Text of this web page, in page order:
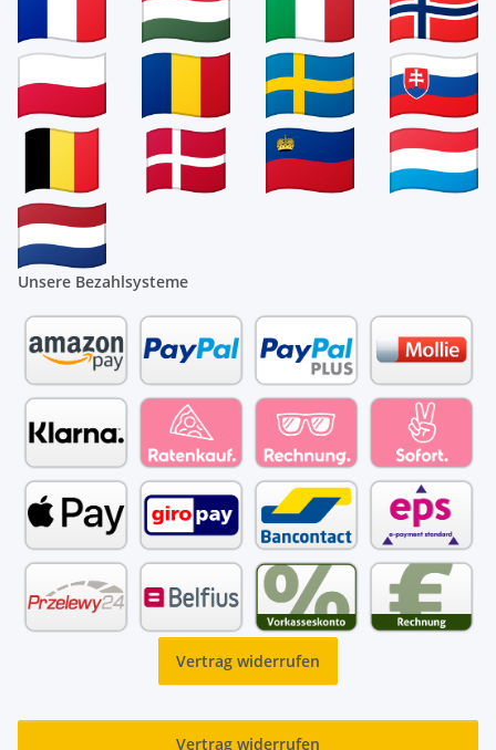
Unsere Bezahlsysteme
Vertrag widerrufen
Vertrag widerrufen